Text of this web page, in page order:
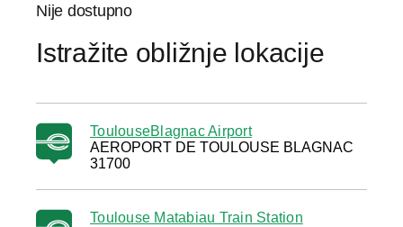
Nije dostupno
Istražite obližnje lokacije
ToulouseBlagnac Airport
AEROPORT DE TOULOUSE BLAGNAC
31700
Toulouse Matabiau Train Station